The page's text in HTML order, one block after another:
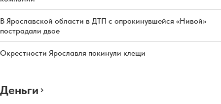
В Ярославской области в ДТП с опрокинувшейся «Нивой»
пострадали двое
Окрестности Ярославля покинули клещи
Деньги